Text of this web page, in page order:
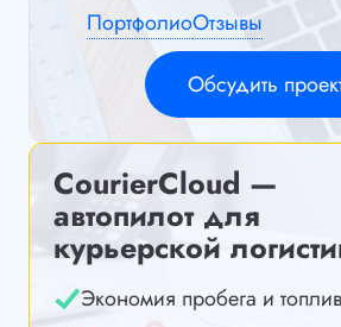
ПортфолиоОтзывы
Обсудить
CourierCloud —
автопилот для
курьерской
Экономия пробега и